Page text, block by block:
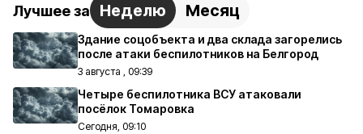
Лучшее за Неделю Месяц
Здание соцобъекта и два склада загорелись
после атаки беспилотников на Белгород
3 августа , 09:39
Четыре беспилотника ВСУ атаковали
посёлок Томаровка
Сегодня, 09:10